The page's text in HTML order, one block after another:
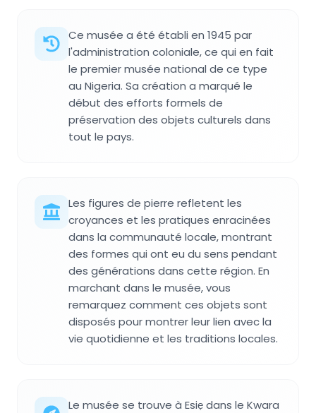
Ce musée a été établi en 1945 par
l'administration coloniale, ce qui en fait
le premier musée national de ce type
au Nigeria. Sa création a marqué le
début des efforts formels de
préservation des objets culturels dans
tout le pays.
Les figures de pierre refletent les
croyances et les pratiques enracinées
dans la communauté locale, montrant
des formes qui ont eu du sens pendant
des générations dans cette région. En
marchant dans le musée, vous
remarquez comment ces objets sont
disposés pour montrer leur lien avec la
vie quotidienne et les traditions locales.
Le musée se trouve à Esiẹ dans le Kwara